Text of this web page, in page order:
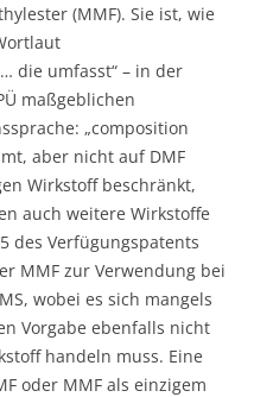
(MMF). Sie ist, wie
die umfasst“ – in der
maßgeblichen
„composition
aber nicht auf DMF
Wirkstoff beschränkt,
auch weitere Wirkstoffe
des Verfügungspatents
MMF zur Verwendung bei
wobei es sich mangels
Vorgabe ebenfalls nicht
handeln muss. Eine
oder MMF als einzigem